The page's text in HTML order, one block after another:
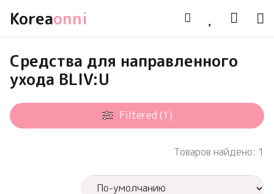
Koreaonni
Средства для направленного
ухода BLIV:U
Filtered (1)
Товаров найдено: 1